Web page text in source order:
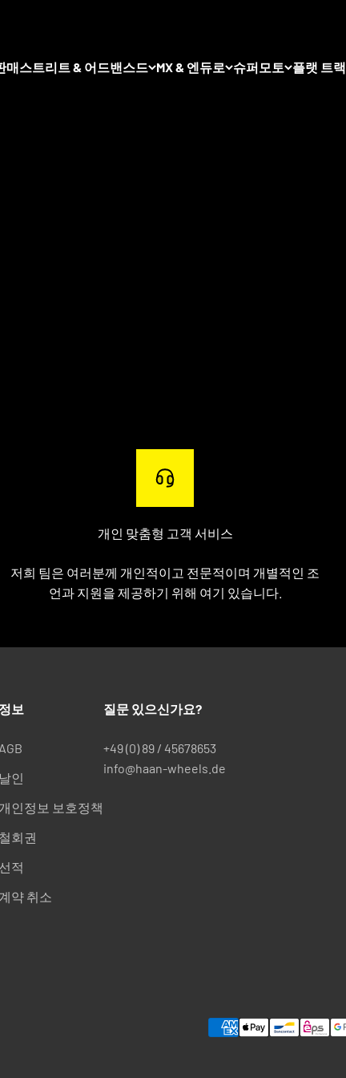
매스트리트 & 어드밴스드 MX & 엔듀로 슈퍼모토 플랫 트랙
개인 맞춤형 고객 서비스
저희 팀은 여러분께 개인적이고 전문적이며 개별적인 조
언과 지원을 제공하기 위해 여기 있습니다.
정보
AGB
날인
개인정보 보호정책
철회권
선적
계약 취소
질문 있으신가요?
+49 (0) 89 / 45678653
info@haan-wheels.de